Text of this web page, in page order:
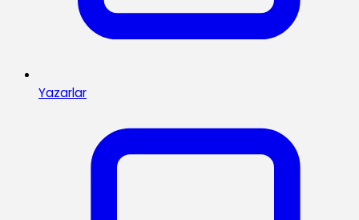
Yazarlar